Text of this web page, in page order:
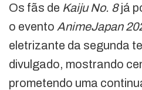
Os fãs de Kaiju No. 8já
o evento AnimeJapan
eletrizante da segunda
divulgado, mostrando
prometendo uma